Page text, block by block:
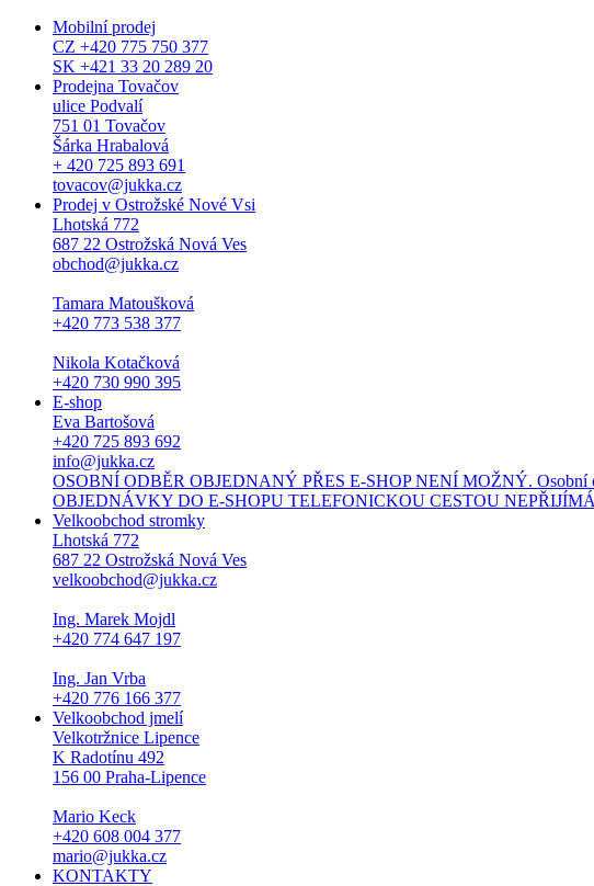
Mobilní prodej
CZ +420 775 750 377
SK +421 33 20 289 20
Prodejna Tovačov
ulice Podvalí
751 01 Tovačov
Šárka Hrabalová
+ 420 725 893 691
tovacov@jukka.cz
Prodej v Ostrožské Nové Vsi
Lhotská 772
687 22 Ostrožská Nová Ves
obchod@jukka.cz
Tamara Matoušková
+420 773 538 377
Nikola Kotačková
+420 730 990 395
E-shop
Eva Bartošová
+420 725 893 692
info@jukka.cz
OSOBNÍ ODBĚR OBJEDNANÝ PŘES E-SHOP NENÍ MOŽNÝ. Osobní
OBJEDNÁVKY DO E-SHOPU TELEFONICKOU CESTOU
Velkoobchod stromky
Lhotská 772
687 22 Ostrožská Nová Ves
velkoobchod@jukka.cz
Ing. Marek Mojdl
+420 774 647 197
Ing. Jan Vrba
+420 776 166 377
Velkoobchod jmelí
Velkotržnice Lipence
K Radotínu 492
156 00 Praha-Lipence
Mario Keck
+420 608 004 377
mario@jukka.cz
KONTAKTY